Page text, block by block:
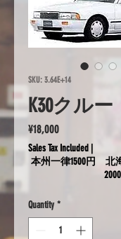
SKU: 3.64E+14
K30クルー
¥18,000Price
Sales Tax Included
本州一律1500円 北
2000
Quantity *